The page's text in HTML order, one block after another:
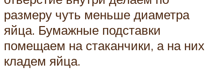
размеру чуть меньше диаметра
яйца. Бумажные подставки
помещаем на стаканчики, а на них
кладем яйца.